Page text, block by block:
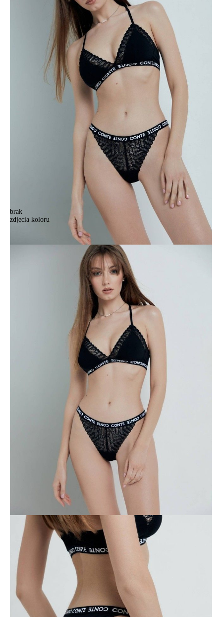
brak
zdjęcia koloru
Majtki damskie CE CONNECTED LTA 1520, r.90/XS, czarny
Majtki damskie CE CONNECTED LTA 1520, r.90/XS, czarny
53,90 zł
DODAJ DO KOSZYKA
ПОЛУЧИТЬ ПО EMAIL
darmowa od 99 zł
czas dostawy: 1-2 dni robocze
Paczkomaty InPost 24/7,
darmowa od 50 zł
czas dostawy: 1-2 dni robocze
w sklepie Conte (Łodz)
pn.- czw. 8:00 - 16:00, pt. 8:00 - 14:00
Teksturowana elastyczna koronka o wytwornym geometrycznym
wzorze, miękka i wygodna bawełna, idealne dopasowanie – w bieliźnie
Connected poczujesz się elegancko i jednocześnie komfortowo.
Cechy modelu:
· tanga,
· linia do połowy talii z gumką z logo Conte,
· wykończony elastycznymi nogawkami,
· wysokiej jakości bawełna,
· tył z geometrycznej koronki,
· zachowuje kształt i kolor po wielu praniach
· zachowanie kształtu i koloru przy jednoczesnym przestrzeganiu
zaleceń pielęgnacyjnych,